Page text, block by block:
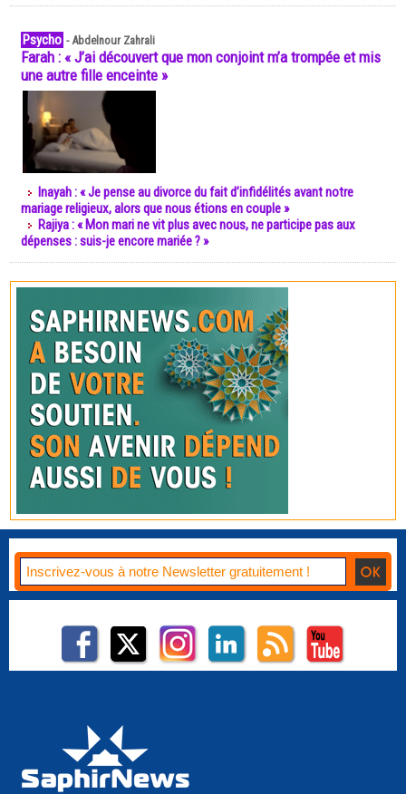
Psycho -Abdelnour Zahrali
Farah : « J’ai découvert que mon conjoint m’a trompée et mis
une autre fille enceinte »
Inayah : « Je pense au divorce du fait d’infidélités avant notre
mariage religieux, alors que nous étions en couple »
Rajiya : « Mon mari ne vit plus avec nous, ne participe pas aux
dépenses : suis-je encore mariée ? »